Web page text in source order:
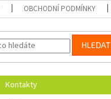
OBCHODNÍ PODMÍNKY
HLEDAT
Kontakty